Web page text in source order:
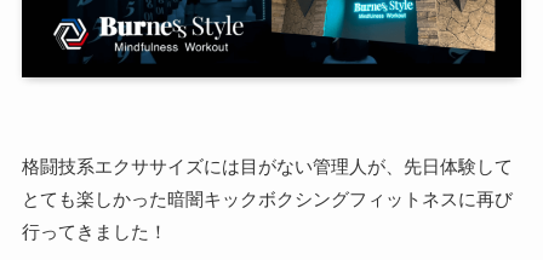
格闘技系エクササイズには目がない管理人が、先日体験して
とても楽しかった暗闇キックボクシングフィットネスに再び
行ってきました！